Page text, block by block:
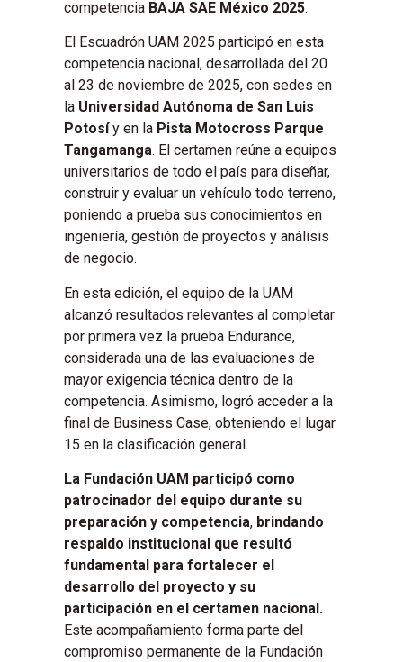
competencia BAJA SAE México 2025.
El Escuadrón UAM 2025 participó en esta
competencia nacional, desarrollada del 20
al 23 de noviembre de 2025, con sedes en
la Universidad Autónoma de San Luis
Potosíy en la Pista Motocross Parque
Tangamanga. El certamen reúne a equipos
universitarios de todo el país para diseñar,
construir y evaluar un vehículo todo terreno,
poniendo a prueba sus conocimientos en
ingeniería, gestión de proyectos y análisis
de negocio.
En esta edición, el equipo de la UAM
alcanzó resultados relevantes al completar
por primera vez la prueba Endurance,
considerada una de las evaluaciones de
mayor exigencia técnica dentro de la
competencia. Asimismo, logró acceder a la
final de Business Case, obteniendo el lugar
15 en la clasificación general.
La Fundación UAM participó como
patrocinador del equipo durante su
preparación y competencia,brindando
respaldo institucional que resultó
fundamental para fortalecer el
desarrollo del proyecto y su
participación en el certamen nacional.
Este acompañamiento forma parte del
compromiso permanente de la Fundación